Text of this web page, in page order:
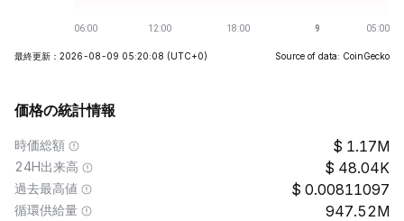
最終更新：2026-08-09 05:20:08 (UTC+0) Source of data: CoinGecko
価格の統計情報
時価総額 1.17M
24H出来高 48.04K
過去最高値 0.00811097
循環供給量 947.52M